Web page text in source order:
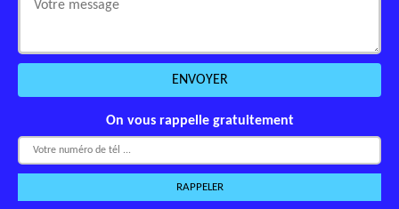
On vous rappelle gratuitement